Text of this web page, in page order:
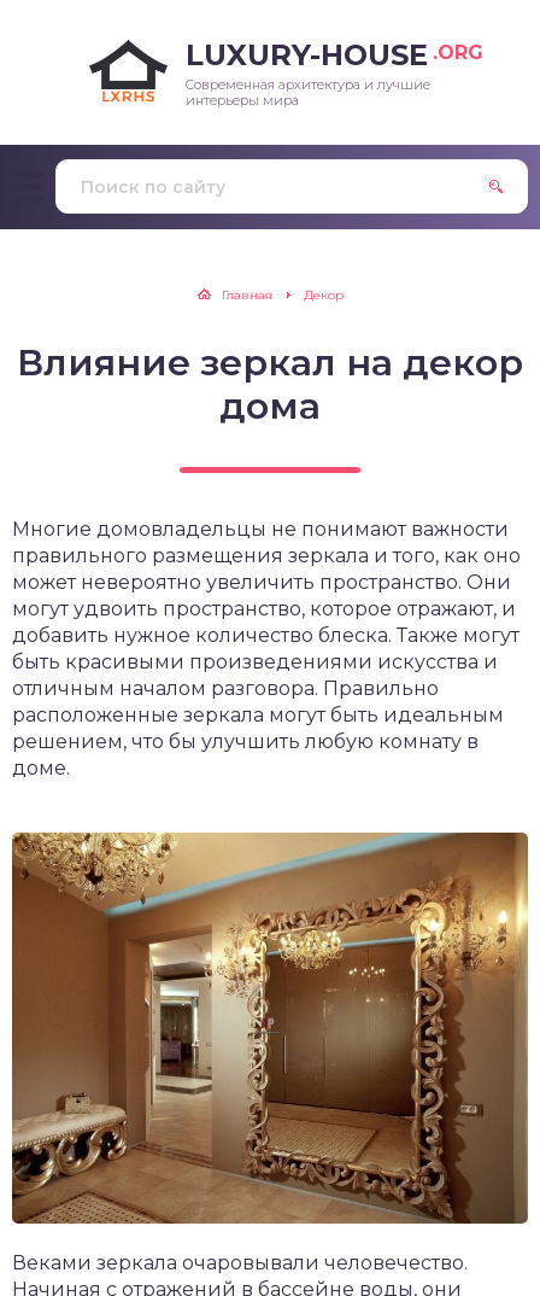
LUXURY-HOUSE .ORG
Современная архитектура и лучшие
интерьеры мира
Главная Декор
Влияние зеркал на декор
дома
Многие домовладельцы не понимают важности
правильного размещения зеркала и того, как оно
может невероятно увеличить пространство. Они
могут удвоить пространство, которое отражают, и
добавить нужное количество блеска. Также могут
быть красивыми произведениями искусства и
отличным началом разговора. Правильно
расположенные зеркала могут быть идеальным
решением, что бы улучшить любую комнату в
доме.
Веками зеркала очаровывали человечество.
Начиная с отражений в бассейне воды, они